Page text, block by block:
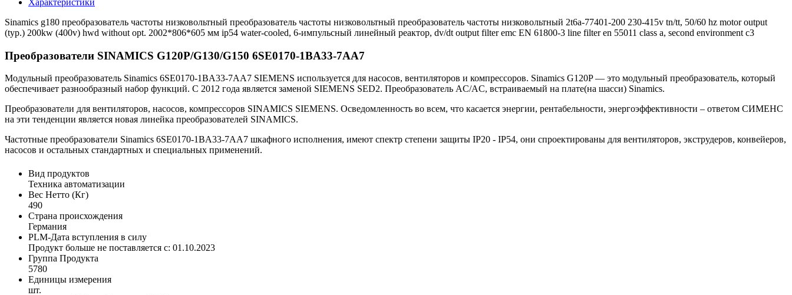
Sinamics g180 преобразователь частоты низковольтный преобразователь частоты низковольтный преобразователь частоты низковольтный 2t6a-77401-200 230-415v tn/tt, 50/60 hz motor output
(typ.) 200kw (400v) hwd without opt. 2002*806*605 мм ip54 water-cooled, 6-импульсный линейный реактор, dv/dt output filter emc EN 61800-3 line filter en 55011 class a, second environment c3
Преобразователи SINAMICS G120P/G130/G150 6SE0170-1BA33-7AA7
Модульный преобразователь Sinamics 6SE0170-1BA33-7AA7 SIEMENS используется для насосов, вентиляторов и компрессоров. Sinamics G120P — это модульный преобразователь, который
обеспечивает разнообразный набор функций. С 2012 года является заменой SIEMENS SED2. Преобразователь AC/AC, встраиваемый на плате(на шасси) Sinamics.
Преобразователи для вентиляторов, насосов, компрессоров SINAMICS SIEMENS. Осведомленность во всем, что касается энергии, рентабельности, энергоэффективности – ответом СИМЕНС
на эти тенденции является новая линейка преобразователей SINAMICS.
Частотные преобразователи Sinamics 6SE0170-1BA33-7AA7 шкафного исполнения, имеют спектр степени защиты IP20 - IP54, они спроектированы для вентиляторов, экструдеров, конвейеров,
насосов и остальных стандартных и специальных применений.
Вид продуктов
Техника автоматизации
Вес Нетто (Кг)
490
Страна происхождения
Германия
PLM-Дата вступления в силу
Продукт больше не поставляется с: 01.10.2023
Группа Продукта
5780
Единицы измерения
шт.